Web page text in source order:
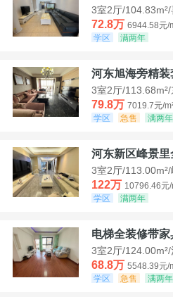
3室2厅/
72.8万 6944.58元/
学区
满两年
河东旭海旁精装
3室2厅/
79.8万 7019.7元/
学区
急售 满两年
河东新区峰景
3室2厅/
122万 10796.46元/
学区
满两年
电梯全装修带家
3室2厅/
68.8万 5548.39元/
学区
急售 满两年